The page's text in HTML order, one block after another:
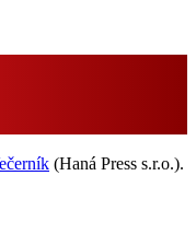
(Haná Press s.r.o.).